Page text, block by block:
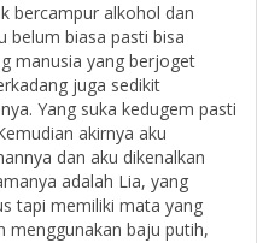
bercampur alkohol dan
belum biasa pasti bisa
manusia yang berjoget
juga sedikit
Yang suka kedugem pasti
akirnya aku
dan aku dikenalkan
adalah Lia, yang
tapi memiliki mata yang
menggunakan baju putih,